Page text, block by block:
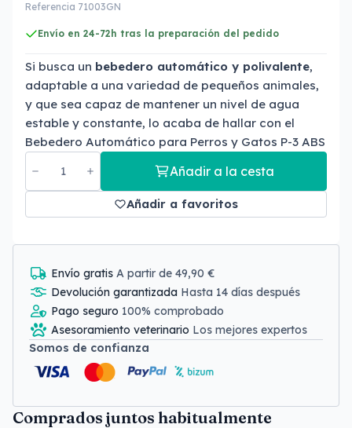
Referencia 71003GN
Envío en 24-72h tras la preparación del pedido
Si busca un bebedero automático y polivalente,
adaptable a una variedad de pequeños animales,
y que sea capaz de mantener un nivel de agua
estable y constante, lo acaba de hallar con el
Bebedero Automático para Perros y Gatos P-3 ABS
Añadir a la cesta
Añadir a favoritos
Envío gratis A partir de 49,90 €
Devolución garantizada Hasta 14 días después
Pago seguro 100% comprobado
Asesoramiento veterinario Los mejores expertos
Somos de confianza
Comprados juntos habitualmente